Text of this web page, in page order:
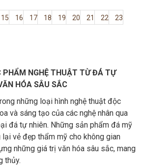
15 16 17 18 19 20 21 22
23
PHẨM NGHỆ THUẬT TỪ ĐÁ TỰ
HÓA SÂU SẮC
những loại hình nghệ thuật độc
và sáng tạo của các nghệ nhân qua
đá tự nhiên. Những sản phẩm đá mỹ
lại vẻ đẹp thẩm mỹ cho không gian
những giá trị văn hóa sâu sắc, mang
thủy.